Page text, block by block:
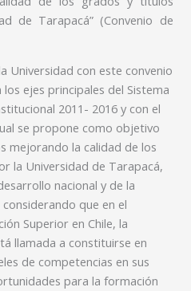
de Tarapacá” (Convenio de
Universidad con este convenio
ejes principales del Sistema
2011- 2016 y con el
se propone como objetivo
mejorando la calidad de los
la Universidad de Tarapacá,
nacional y de la
que en el
Superior en Chile, la
llamada a constituirse en
de competencias en sus
para la formación